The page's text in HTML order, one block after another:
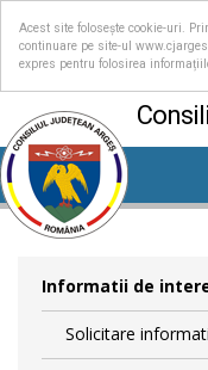
Acest site folosește cookie-uri.
continuare pe site-ul
expres pentru folosirea
Informatii de
Solicitare